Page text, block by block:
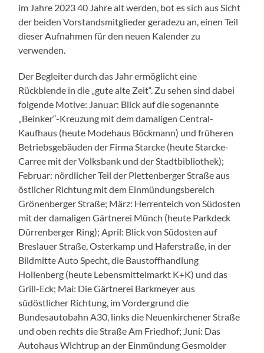
im Jahre 2023 40 Jahre alt werden, bot es sich aus Sicht
der beiden Vorstandsmitglieder geradezu an, einen Teil
dieser Aufnahmen für den neuen Kalender zu
verwenden.
Der Begleiter durch das Jahr ermöglicht eine
Rückblende in die „gute alte Zeit“. Zu sehen sind dabei
folgende Motive: Januar: Blick auf die sogenannte
„Beinker“-Kreuzung mit dem damaligen Central-
Kaufhaus (heute Modehaus Böckmann) und früheren
Betriebsgebäuden der Firma Starcke (heute Starcke-
Carree mit der Volksbank und der Stadtbibliothek);
Februar: nördlicher Teil der Plettenberger Straße aus
östlicher Richtung mit dem Einmündungsbereich
Grönenberger Straße; März: Herrenteich von Südosten
mit der damaligen Gärtnerei Münch (heute Parkdeck
Dürrenberger Ring); April: Blick von Südosten auf
Breslauer Straße, Osterkamp und Haferstraße, in der
Bildmitte Auto Specht, die Baustoffhandlung
Hollenberg (heute Lebensmittelmarkt K+K) und das
Grill-Eck; Mai: Die Gärtnerei Barkmeyer aus
südöstlicher Richtung, im Vordergrund die
Bundesautobahn A30, links die Neuenkirchener Straße
und oben rechts die Straße Am Friedhof; Juni: Das
Autohaus Wichtrup an der Einmündung Gesmolder